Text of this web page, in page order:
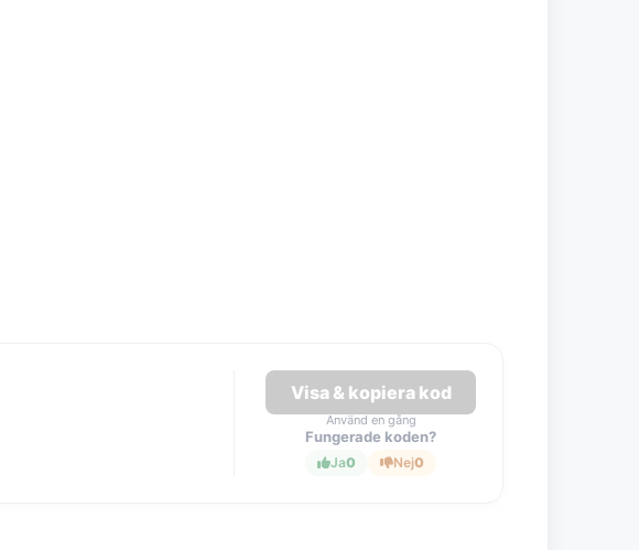
Visa & kopiera kod
Använd en gång
Fungerade koden?
Ja0 Nej0